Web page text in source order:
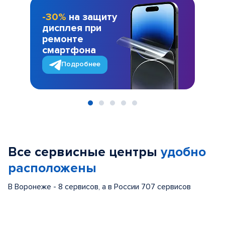
-30% на защиту
дисплея при
ремонте
смартфона
Подробнее
Все сервисные центры удобно
расположены
В Воронеже - 8 сервисов, а в России 707 сервисов